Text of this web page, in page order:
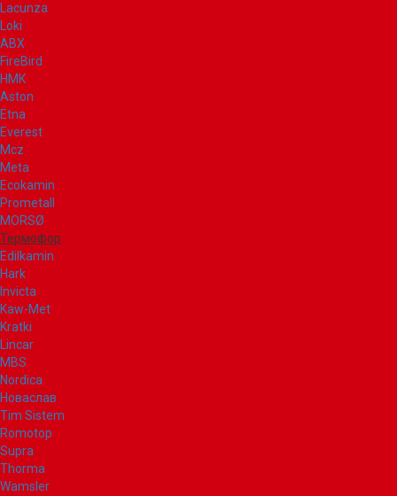
Lacunza
Loki
ABX
FireBird
НМК
Aston
Etna
Everest
Mcz
Meta
Ecokamin
Prometall
MORSØ
Термофор
Edilkamin
Hark
Invicta
Kaw-Met
Kratki
Lincar
MBS
Nordica
Новаслав
Tim Sistem
Romotop
Supra
Thorma
Wamsler